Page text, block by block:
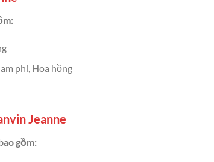
phi, Hoa hồng
Jeanne
gồm: